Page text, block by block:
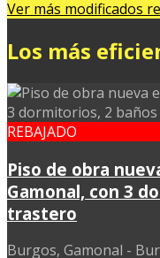
Ver más modificados
Los más
REBAJADO
Piso de obra
Gamonal, con 3
trastero
Burgos, Gamonal -